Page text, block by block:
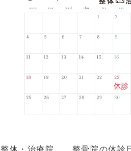
整体・治療院 、整骨院の休診